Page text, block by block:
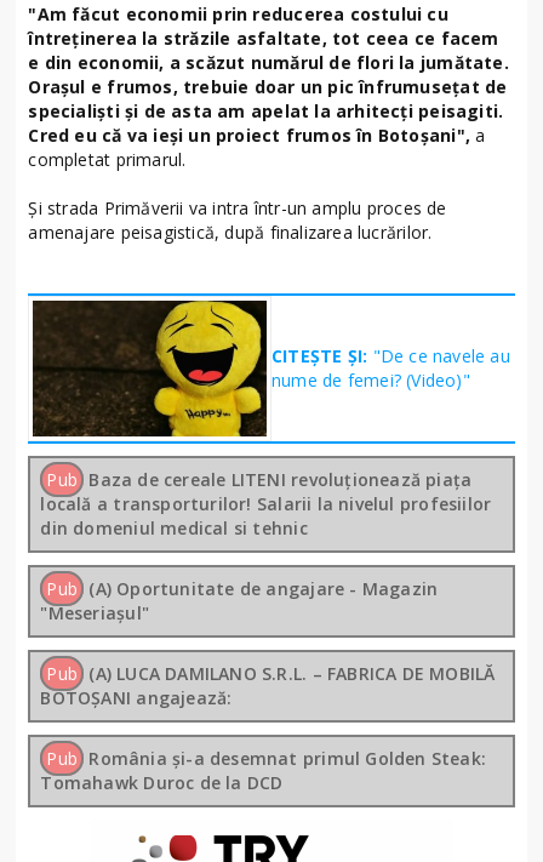
"Am făcut economii prin reducerea costului cu
întreţinerea la străzile asfaltate, tot ceea ce facem
e din economii, a scăzut numărul de flori la jumătate.
Oraşul e frumos, trebuie doar un pic înfrumuseţat de
specialişti şi de asta am apelat la arhitecţi peisagiti.
Cred eu că va ieşi un proiect frumos în Botoşani", a
completat primarul.
Şi strada Primăverii va intra într-un amplu proces de
amenajare peisagistică, după finalizarea lucrărilor.
CITEȘTE ȘI: "De ce navele au
nume de femei? (Video)"
Pub Baza de cereale LITENI revoluționează piața
locală a transporturilor! Salarii la nivelul profesiilor
din domeniul medical si tehnic
Pub (A) Oportunitate de angajare - Magazin
"Meseriașul"
Pub (A) LUCA DAMILANO S.R.L. – FABRICA DE MOBILĂ
BOTOȘANI angajează:
Pub România și-a desemnat primul Golden Steak:
Tomahawk Duroc de la DCD